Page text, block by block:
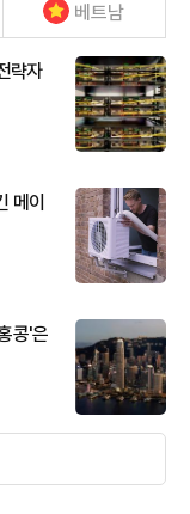
베트남
략자
메이
콩'은